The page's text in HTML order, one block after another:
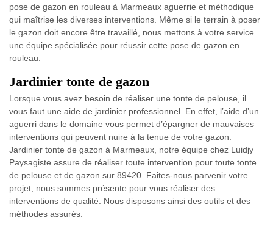
pose de gazon en rouleau à Marmeaux aguerrie et méthodique
qui maîtrise les diverses interventions. Même si le terrain à poser
le gazon doit encore être travaillé, nous mettons à votre service
une équipe spécialisée pour réussir cette pose de gazon en
rouleau.
Jardinier tonte de gazon
Lorsque vous avez besoin de réaliser une tonte de pelouse, il
vous faut une aide de jardinier professionnel. En effet, l’aide d’un
aguerri dans le domaine vous permet d’épargner de mauvaises
interventions qui peuvent nuire à la tenue de votre gazon.
Jardinier tonte de gazon à Marmeaux, notre équipe chez Luidjy
Paysagiste assure de réaliser toute intervention pour toute tonte
de pelouse et de gazon sur 89420. Faites-nous parvenir votre
projet, nous sommes présente pour vous réaliser des
interventions de qualité. Nous disposons ainsi des outils et des
méthodes assurés.